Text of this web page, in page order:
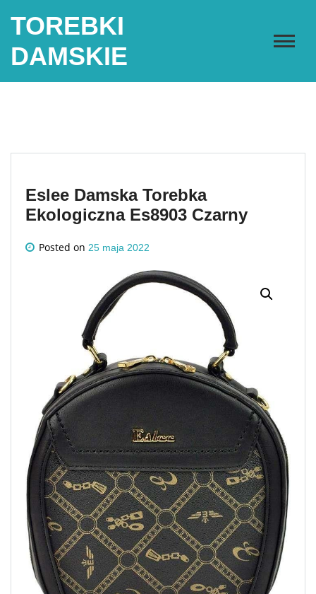
TOREBKI
DAMSKIE
Eslee Damska Torebka
Ekologiczna Es8903 Czarny
Posted on 25 maja 2022